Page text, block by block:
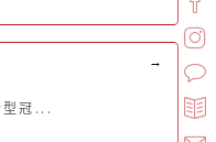
型冠...
→